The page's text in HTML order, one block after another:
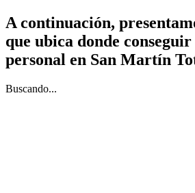
A continuación,
que ubica donde
personal en San Martín
Buscando...